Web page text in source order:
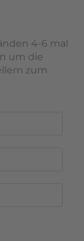
4-6 mal
um die
zum